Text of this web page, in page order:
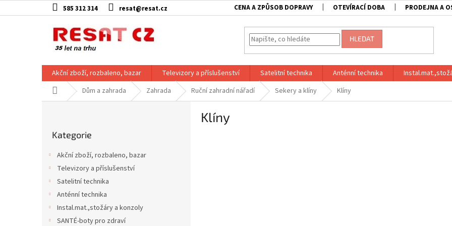
na
585 312 314 resat@resat.cz CENA A ZPŮSOB DOPRAVY OTEVÍRACÍ DOBA PRODEJNA A
HLEDAT
Akční zboží, rozbaleno, bazar Televizory a příslušenství Satelitní technika Anténní technika
Domů Dům a zahrada Zahrada Ruční zahradní nářadí Sekery a klíny Klíny
kategorie
Kategorie
Akční zboží, rozbaleno, bazar
Televizory a příslušenství
Satelitní technika
Anténní technika
Instal.mat.,stožáry a konzoly
SANTÉ-boty pro zdraví
Klíny